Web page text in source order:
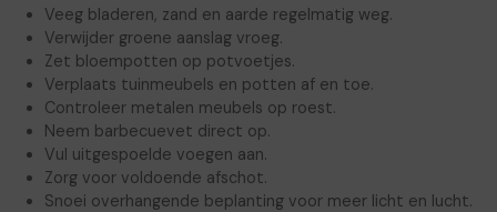
Veeg bladeren, zand en aarde regelmatig weg.
Verwijder groene aanslag vroeg.
Zet bloempotten op potvoetjes.
Verplaats tuinmeubels en potten af en toe.
Controleer metalen meubels op roest.
Neem barbecuevet direct op.
Vul uitgespoelde voegen aan.
Zorg voor voldoende afschot.
Snoei overhangende beplanting voor meer licht en lucht.